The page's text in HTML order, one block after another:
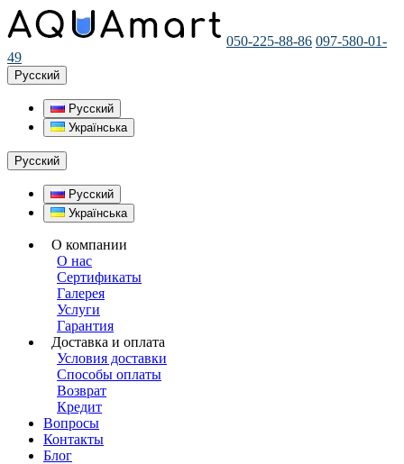
050-225-88-86 097-580-01-
49
Русский
Русский
Українська
Русский
Русский
Українська
О компании
О нас
Сертификаты
Галерея
Услуги
Гарантия
Доставка и оплата
Условия доставки
Способы оплаты
Возврат
Кредит
Вопросы
Контакты
Блог